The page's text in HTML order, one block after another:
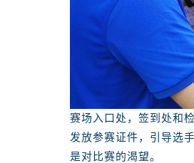
赛场入口处，签到处和
发放参赛证件，引导选
是对比赛的渴望。